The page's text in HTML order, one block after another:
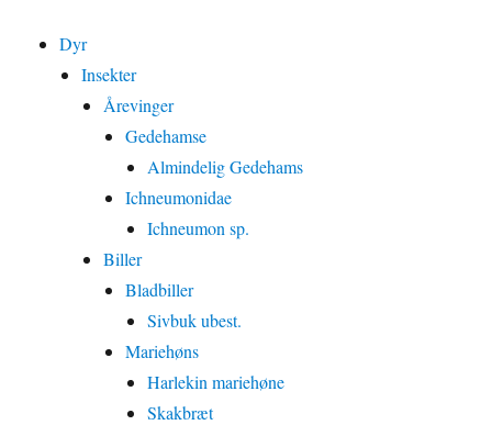
Dyr
Insekter
Årevinger
Gedehamse
Almindelig Gedehams
Ichneumonidae
Ichneumon sp.
Biller
Bladbiller
Sivbuk ubest.
Mariehøns
Harlekin mariehøne
Skakbræt